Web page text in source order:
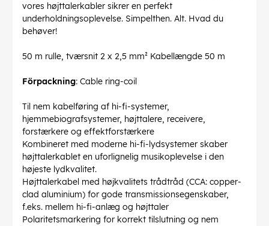
vores højttalerkabler sikrer en perfekt
underholdningsoplevelse. Simpelthen. Alt. Hvad du
behøver!
50 m rulle, tværsnit 2 x 2,5 mm² Kabellængde 50 m
Förpackning: Cable ring-coil
Til nem kabelføring af hi-fi-systemer,
hjemmebiografsystemer, højttalere, receivere,
forstærkere og effektforstærkere
Kombineret med moderne hi-fi-lydsystemer skaber
højttalerkablet en uforlignelig musikoplevelse i den
højeste lydkvalitet.
Højttalerkabel med højkvalitets trådtråd (CCA: copper-
clad aluminium) for gode transmissionsegenskaber,
f.eks. mellem hi-fi-anlæg og højttaler
Polaritetsmarkering for korrekt tilslutning og nem